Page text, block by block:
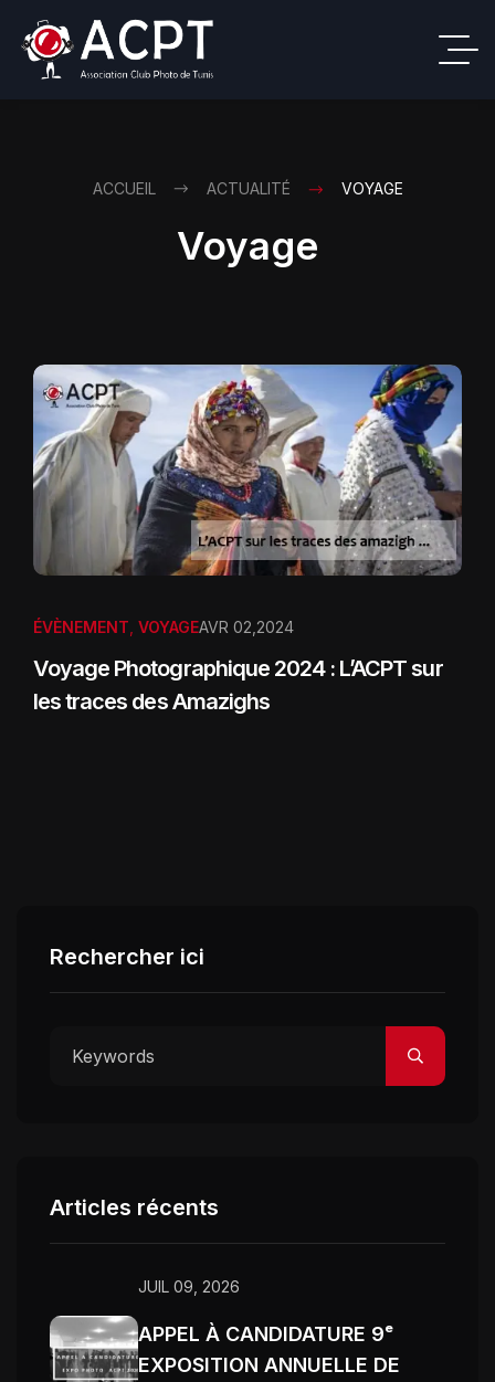
ACCUEIL ACTUALITÉ VOYAGE
Voyage
ÉVÈNEMENT VOYAGEAVR 02,2024
Voyage Photographique 2024 : L’ACPT sur
les traces des Amazighs
Rechercher ici
Articles récents
JUIL 09, 2026
APPEL À CANDIDATURE 9ᵉ
EXPOSITION ANNUELLE DE